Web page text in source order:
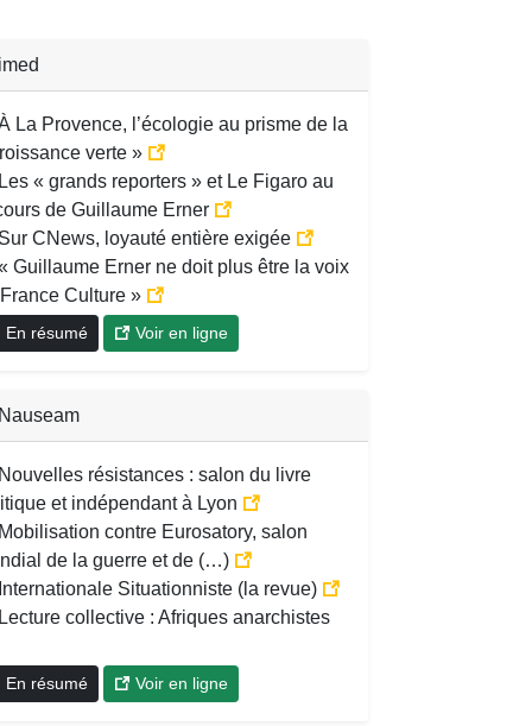
La Provence, l’écologie au prisme de la
verte »
Les « grands reporters » et Le Figaro au
de Guillaume Erner
Sur CNews, loyauté entière exigée
Guillaume Erner ne doit plus être la voix
Culture »
En résumé Voir en ligne
Nouvelles résistances : salon du livre
et indépendant à Lyon
Mobilisation contre Eurosatory, salon
de la guerre et de (…)
Internationale Situationniste (la revue)
Lecture collective : Afriques anarchistes
En résumé Voir en ligne